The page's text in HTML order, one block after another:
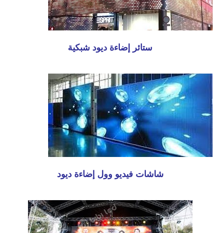
ستائر إضاءة ديود شبكية
شاشات فيديو وول إضاءة ديود